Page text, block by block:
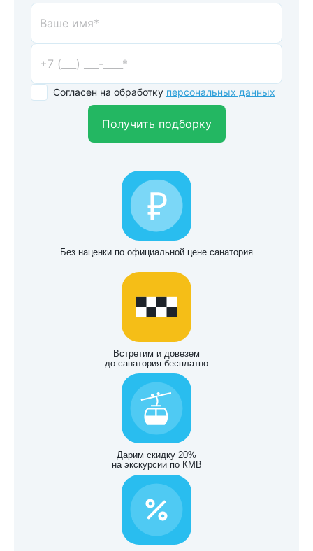
Согласен на обработку персональных данных
Получить подборку
Без наценки по официальной цене санатория
Встретим и довезем
до санатория бесплатно
Дарим скидку 20%
на экскурсии по КМВ